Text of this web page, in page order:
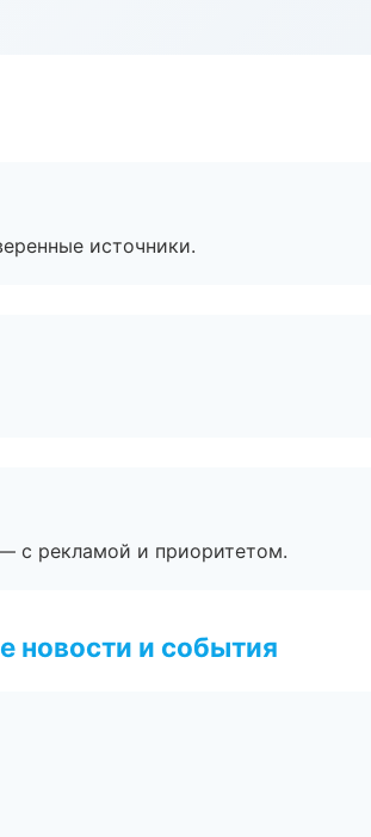
источники.
с рекламой и приоритетом.
новости и события